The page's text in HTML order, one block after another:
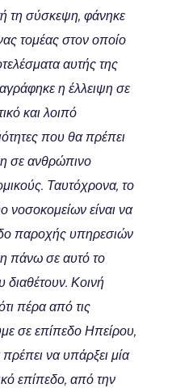
τη σύσκεψη, φάνηκε
τομέας στον οποίο
αυτής της
η έλλειψη σε
και λοιπό
που θα πρέπει
σε ανθρώπινο
Ταυτόχρονα, το
νοσοκομείων είναι να
παροχής υπηρεσιών
πάνω σε αυτό το
διαθέτουν. Κοινή
πέρα από τις
σε επίπεδο Ηπείρου,
πρέπει να υπάρξει μία
επίπεδο, από την